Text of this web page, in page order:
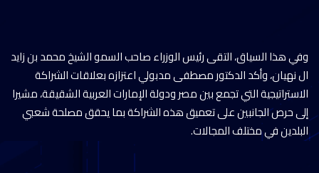
وفي هذا السياق، التقى رئيس الوزراء صاحب السمو الشيخ محمد بن زايد
ال نهيان، وأكد الدكتور مصطفى مدبولي اعتزازه بعلاقات الشراكة
الاستراتيجية التي تجمع بين مصر ودولة الإمارات العربية الشقيقة، مشيرا
إلى حرص الجانبين على تعميق هذه الشراكة بما يحقق مصلحة شعبي
البلدين في مختلف المجالات.